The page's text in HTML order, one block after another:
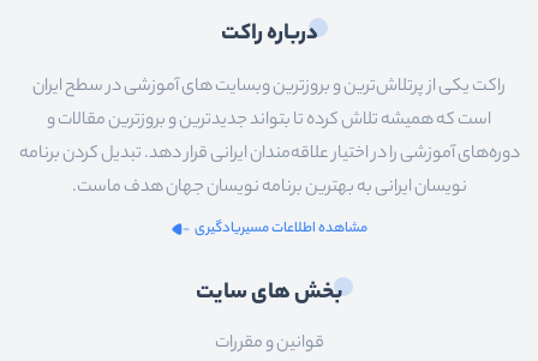
درباره راکت
راکت یکی از پرتلاش‌ترین و بروزترین وبسایت های آموزشی در سطح ایران
است که همیشه تلاش کرده تا بتواند جدیدترین و بروزترین مقالات و
دوره‌های آموزشی را در اختیار علاقه‌مندان ایرانی قرار دهد. تبدیل کردن برنامه
نویسان ایرانی به بهترین برنامه نویسان جهان هدف ماست.
مشاهده اطلاعات مسیریادگیری
بخش های سایت
قوانین و مقررات